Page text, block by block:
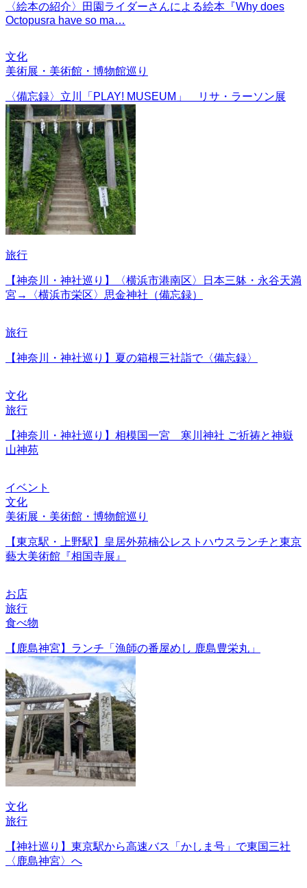
〈絵本の紹介〉田園ライダーさんによる絵本『Why does
Octopusra have so ma…
文化
美術展・美術館・博物館巡り
〈備忘録〉立川「PLAY! MUSEUM」 リサ・ラーソン展
旅行
【神奈川・神社巡り】〈横浜市港南区〉日本三躰・永谷天満
宮→〈横浜市栄区〉思金神社（備忘録）
旅行
【神奈川・神社巡り】夏の箱根三社詣で〈備忘録〉
文化
旅行
【神奈川・神社巡り】相模国一宮 寒川神社 ご祈祷と神嶽
山神苑
イベント
文化
美術展・美術館・博物館巡り
【東京駅・上野駅】皇居外苑楠公レストハウスランチと東京
藝大美術館『相国寺展』
お店
旅行
食べ物
【鹿島神宮】ランチ「漁師の番屋めし 鹿島豊栄丸」
文化
旅行
【神社巡り】東京駅から高速バス「かしま号」で東国三社
〈鹿島神宮〉へ